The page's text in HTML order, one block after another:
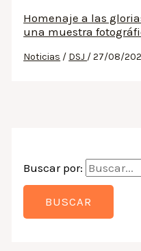
Homenaje a las
una muestra
Noticias / DSJ /27/08/
Buscar por: